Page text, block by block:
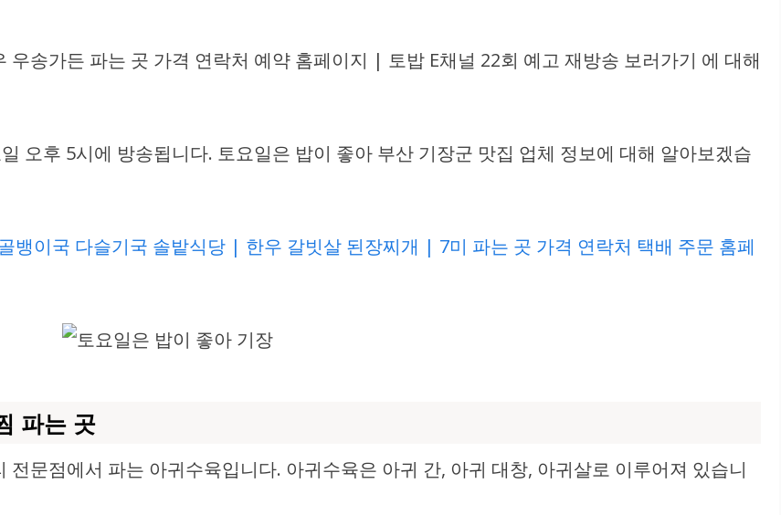
송가든 파는 곳 가격 연락처 예약 홈페이지 | 토밥 E채널 22회 예고 재방송 보러가기 에 대해
오후 5시에 방송됩니다. 토요일은 밥이 좋아 부산 기장군 맛집 업체 정보에 대해 알아보겠습
이국 다슬기국 솔밭식당 | 한우 갈빗살 된장찌개 | 7미 파는 곳 가격 연락처 택배 주문 홈페
파는 곳
문점에서 파는 아귀수육입니다. 아귀수육은 아귀 간, 아귀 대창, 아귀살로 이루어져 있습니